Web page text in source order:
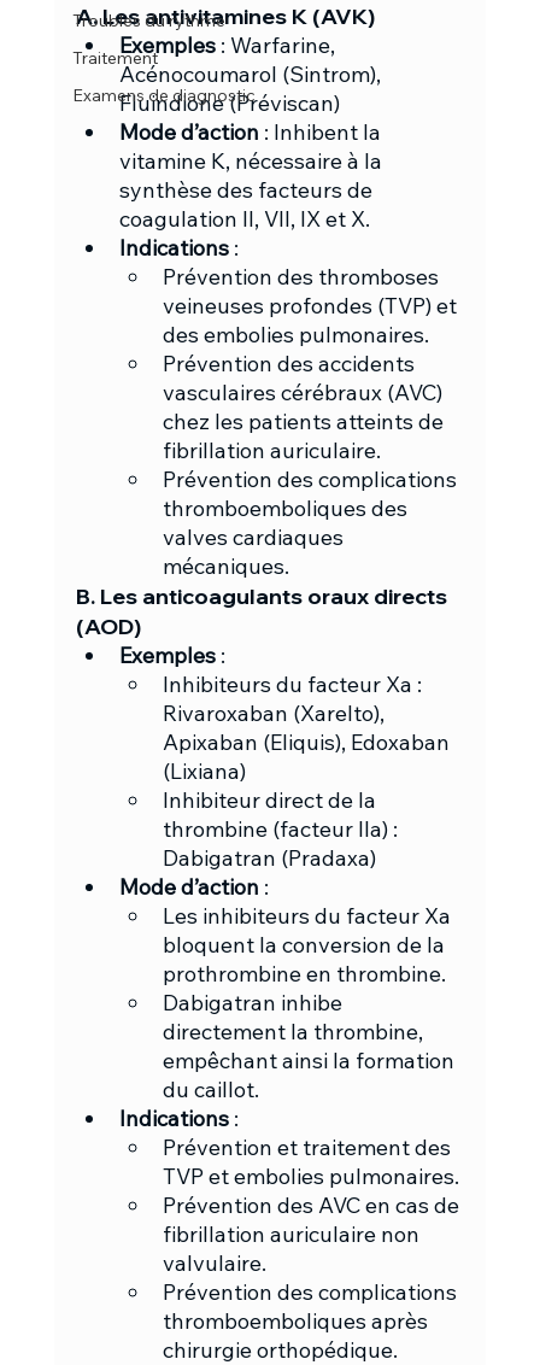
Troubles du rythme
Traitement
Examens de diagnostic
A. Les antivitamines K (AVK)
Exemples : Warfarine,
Acénocoumarol (Sintrom),
Fluindione (Préviscan)
Mode d’action : Inhibent la
vitamine K, nécessaire à la
synthèse des facteurs de
coagulation II, VII, IX et X.
Indications :
Prévention des thromboses
veineuses profondes (TVP) et
des embolies pulmonaires.
Prévention des accidents
vasculaires cérébraux (AVC)
chez les patients atteints de
fibrillation auriculaire.
Prévention des complications
thromboemboliques des
valves cardiaques
mécaniques.
B. Les anticoagulants oraux directs
(AOD)
Exemples :
Inhibiteurs du facteur Xa :
Rivaroxaban (Xarelto),
Apixaban (Eliquis), Edoxaban
(Lixiana)
Inhibiteur direct de la
thrombine (facteur IIa) :
Dabigatran (Pradaxa)
Mode d’action :
Les inhibiteurs du facteur Xa
bloquent la conversion de la
prothrombine en thrombine.
Dabigatran inhibe
directement la thrombine,
empêchant ainsi la formation
du caillot.
Indications :
Prévention et traitement des
TVP et embolies pulmonaires.
Prévention des AVC en cas de
fibrillation auriculaire non
valvulaire.
Prévention des complications
thromboemboliques après
chirurgie orthopédique.